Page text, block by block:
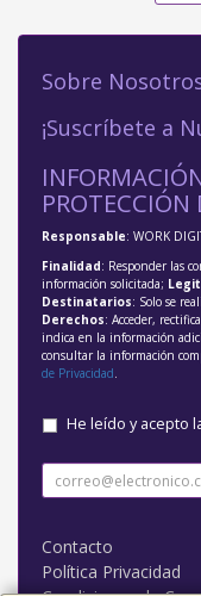
Sobre
¡Suscríbete a
PROTECCIÓN
Responsable: WORK
Finalidad: Responder las
información solicitada;
Destinatarios: Solo se
Derechos: Acceder,
indica en la información
consultar la información
de Privacidad.
He leído y acepto
Contacto
Política Privacidad